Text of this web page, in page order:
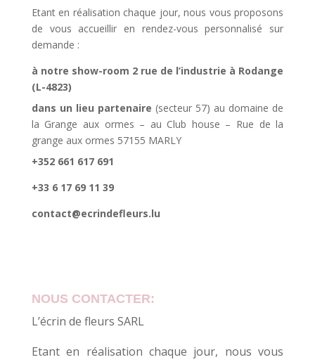
Etant en réalisation chaque jour, nous vous proposons
de vous accueillir en rendez-vous personnalisé sur
demande :
à notre show-room 2 rue de l’industrie à Rodange
(L-4823)
dans un lieu partenaire (secteur 57) au domaine de
la Grange aux ormes – au Club house – Rue de la
grange aux ormes 57155 MARLY
+352 661 617 691
+33 6 17 69 11 39
contact@ecrindefleurs.lu
NOUS CONTACTER:
L’écrin de fleurs SARL
Etant en réalisation chaque jour, nous vous